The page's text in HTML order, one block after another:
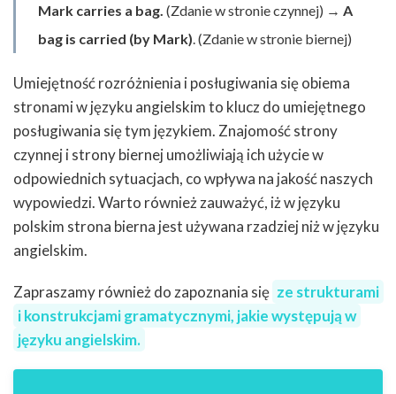
Mark carries a bag. (Zdanie w stronie czynnej) → A
bag is carried (by Mark). (Zdanie w stronie biernej)
Umiejętność rozróżnienia i posługiwania się obiema
stronami w języku angielskim to klucz do umiejętnego
posługiwania się tym językiem. Znajomość strony
czynnej i strony biernej umożliwiają ich użycie w
odpowiednich sytuacjach, co wpływa na jakość naszych
wypowiedzi. Warto również zauważyć, iż w języku
polskim strona bierna jest używana rzadziej niż w języku
angielskim.
Zapraszamy również do zapoznania się ze strukturami
i konstrukcjami gramatycznymi, jakie występują w
języku angielskim.